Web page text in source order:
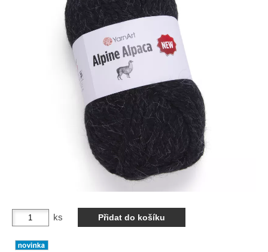
ks